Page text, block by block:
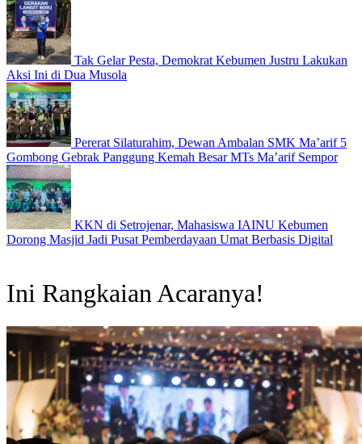
Tak Gelar Pesta, Demokrat Kebumen Justru Lakukan
Aksi Ini di Dua Musola
Pererat Silaturahim, Dewan Ambalan SMK Ma’arif 5
Gombong Gebrak Panggung Kemah Besar MTs Ma’arif Sempor
KKN di Setrojenar, Mahasiswa IAINU Kebumen
Dorong Masjid Jadi Pusat Pemberdayaan Umat Berbasis Digital
Ini Rangkaian Acaranya!